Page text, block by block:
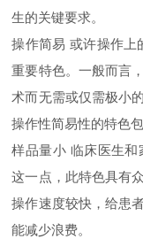
生的关键要求。
操作简易 或许操作上
重要特色。一般而言
术而无需或仅需极小
操作性简易性的特色
样品量小 临床医生
这一点，此特色具有
操作速度较快，给患
能减少浪费。